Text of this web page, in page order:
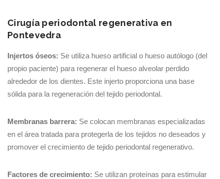
Cirugía periodontal regenerativa en
Pontevedra
Injertos óseos: Se utiliza hueso artificial o hueso autólogo (del
propio paciente) para regenerar el hueso alveolar perdido
alrededor de los dientes. Este injerto proporciona una base
sólida para la regeneración del tejido periodontal.
Membranas barrera: Se colocan membranas especializadas
en el área tratada para protegerla de los tejidos no deseados y
promover el crecimiento de tejido periodontal regenerativo.
Factores de crecimiento: Se utilizan proteínas para estimular